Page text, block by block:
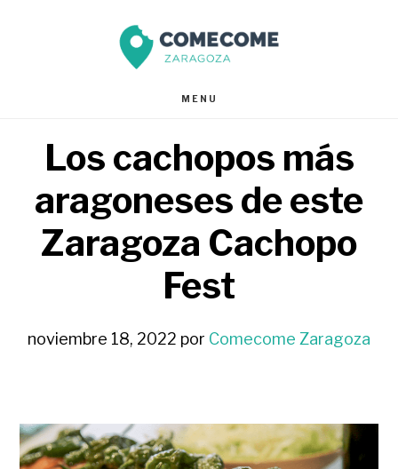
página
MENU
Los cachopos más
aragoneses de este
Zaragoza Cachopo
Fest
noviembre 18, 2022 por Comecome Zaragoza